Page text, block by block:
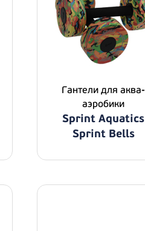
Гантели для аква-
аэробики
Sprint Aquatics
Sprint Bells